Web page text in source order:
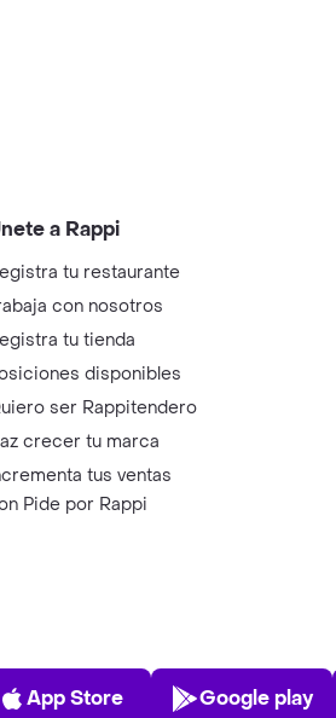
a Rappi
tu restaurante
con nosotros
tu tienda
disponibles
ser Rappitendero
crecer tu marca
tus ventas
Pide por Rappi
App Store
App Store
Play Store
Google play